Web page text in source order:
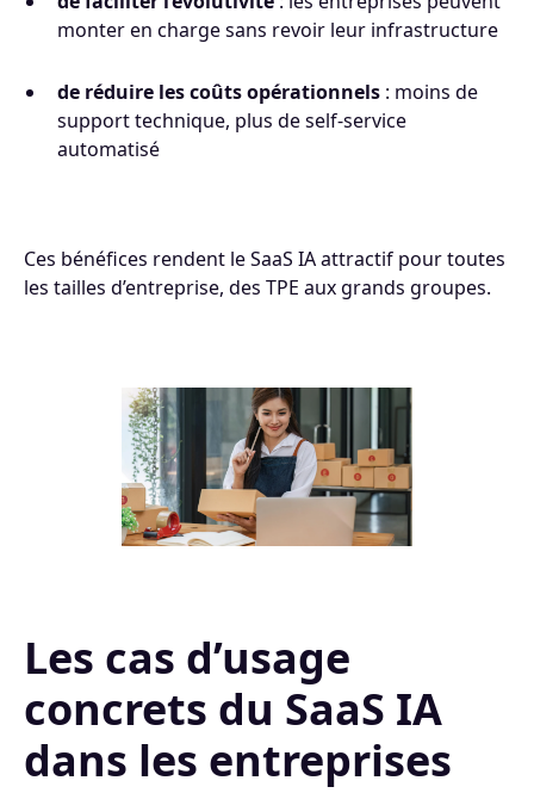
monter en charge sans revoir leur infrastructure
de réduire les coûts opérationnels : moins de
support technique, plus de self-service
automatisé
Ces bénéfices rendent le SaaS IA attractif pour toutes
les tailles d’entreprise, des TPE aux grands groupes.
Les cas d’usage
concrets du SaaS IA
dans les entreprises